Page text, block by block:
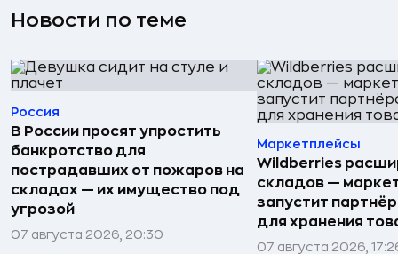
Новости по теме
Россия
В России просят упростить
банкротство для
пострадавших от пожаров на
складах — их имущество под
угрозой
07 августа 2026, 20:30
Маркетплейсы
Wildberries
складов —
запустит
для хранения
07 августа 2026,